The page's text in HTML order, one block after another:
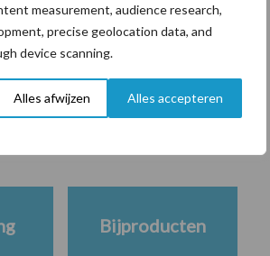
measurement, audience research,
precise geolocation data, and
device scanning.
Alles afwijzen Alles accepteren
Bemesting Fokkerij
Bijproducten